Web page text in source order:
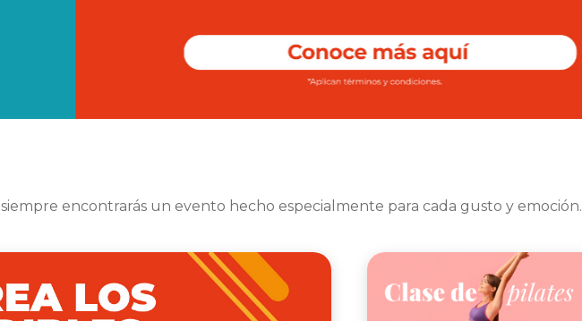
siempre encontrarás un evento hecho especialmente para cada gusto y emoción.